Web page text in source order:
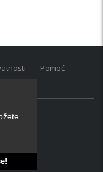
Pomoć
auti.hr
kn